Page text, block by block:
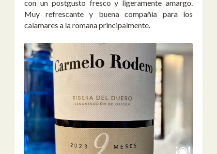
con un postgusto fresco y ligeramente amargo.
Muy refrescante y buena compañía para los
calamares a la romana principalmente.